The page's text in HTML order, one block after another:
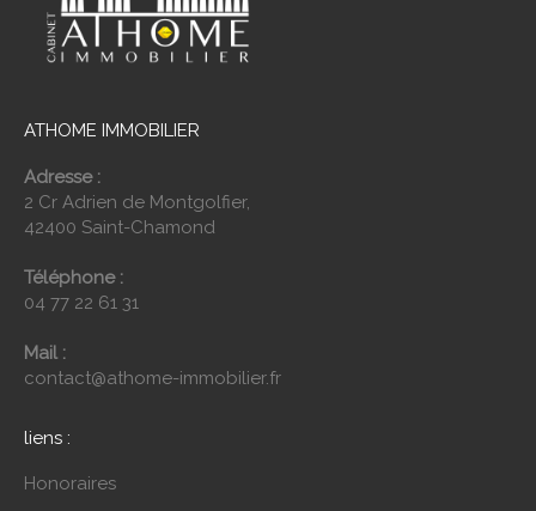
ATHOME IMMOBILIER
Adresse :
2 Cr Adrien de Montgolfier,
42400 Saint-Chamond
Téléphone :
04 77 22 61 31
Mail :
contact@athome-immobilier.fr
liens :
Honoraires